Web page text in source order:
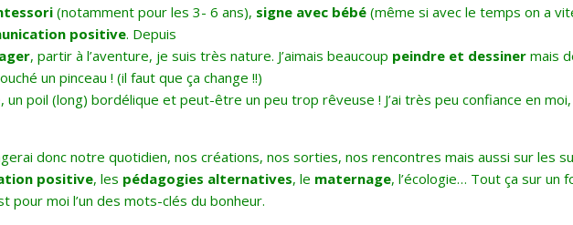
(notamment pour les 3- 6 ans), signe avec bébé (même si avec le temps on a
positive. Depuis
, partir à l’aventure, je suis très nature. J’aimais beaucoup peindre et dessiner mais
un pinceau ! (il faut que ça change !!)
un poil (long) bordélique et peut-être un peu trop rêveuse ! J’ai très peu confiance en moi,
donc notre quotidien, nos créations, nos sorties, nos rencontres mais aussi sur les
positive, les pédagogies alternatives, le maternage, l’écologie… Tout ça sur un
pour moi l’un des mots-clés du bonheur.